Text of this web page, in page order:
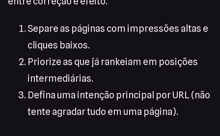
Separe as páginas com impressões altas e
cliques baixos.
Priorize as que já rankeiam em posições
intermediárias.
Defina uma intenção principal por URL (não
tente agradar tudo em uma página).